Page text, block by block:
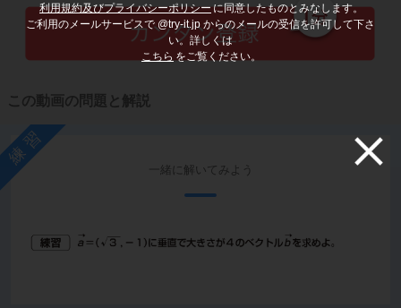
利用規約及びプライバシーポリシーに同意したものとみなします。
ご利用のメールサービスで @try-it.jp からのメールの受信を許可して下さ
い。詳しくは
こちら をご覧ください。
この動画の問題と解説
練習
一緒に解いてみよう